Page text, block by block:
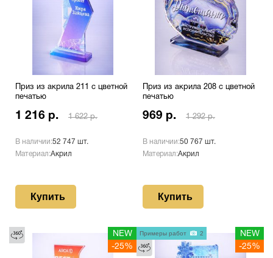
Приз из акрила 211 с цветной
печатью
1 216 р. 1 622 р.
В наличии:52 747 шт.
Материал:Акрил
Купить
Приз из акрила 208 с цветной
печатью
969 р. 1 292 р.
В наличии:50 767 шт.
Материал:Акрил
Купить
NEW
-25%
NEW
-25%
Примеры работ 2